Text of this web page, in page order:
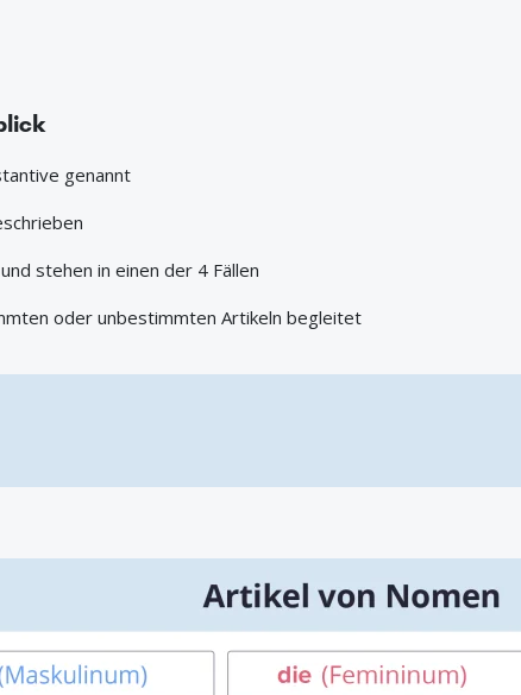
genannt
stehen in einen der 4 Fällen
oder unbestimmten Artikeln begleitet